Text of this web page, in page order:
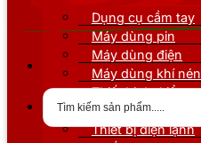
Dụng cụ cầm tay
Máy dùng pin
Máy dùng điện
Máy dùng khí nén
Thiết bị đo kiểm
Thiết bị nâng đỡ
Thiết bị điện lạnh